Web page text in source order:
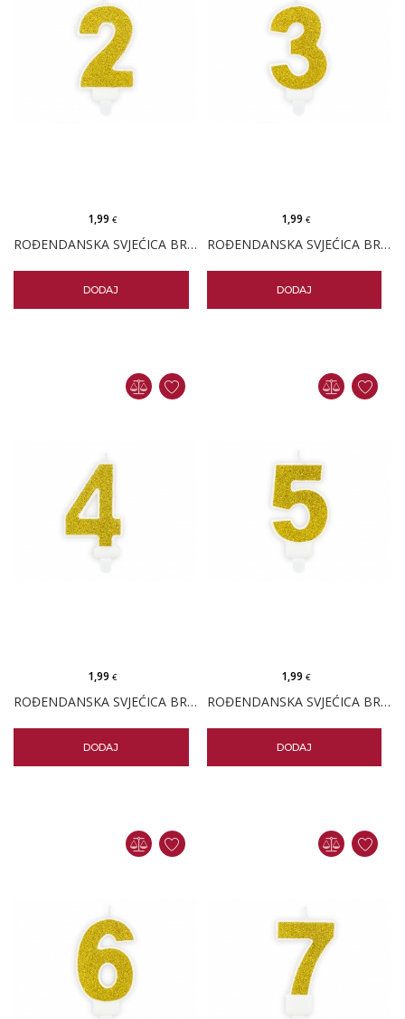
ROĐENDANSKA SVJEĆICA BROJ 2 - ZLATNA
1,99€
DODAJ
ROĐENDANSKA SVJEĆICA BROJ 3 - ZLATNA
1,99 €
DODAJ
ROĐENDANSKA SVJEĆICA BROJ 4 - ZLATNA
1,99€
DODAJ
ROĐENDANSKA SVJEĆICA BROJ 5 - ZLATNA
1,99 €
DODAJ